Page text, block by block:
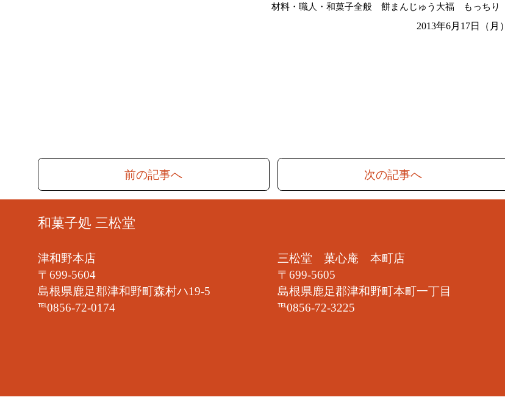
材料・職人・和菓子全般 餅まんじゅう大福 もっちり
2013年6月17日（月）
前の記事へ 次の記事へ
和菓子処 三松堂
津和野本店
〒699-5604
島根県鹿足郡津和野町森村ハ19-5
℡0856-72-0174
三松堂 菓心庵 本町店
〒699-5605
島根県鹿足郡津和野町本町一丁目
℡0856-72-3225